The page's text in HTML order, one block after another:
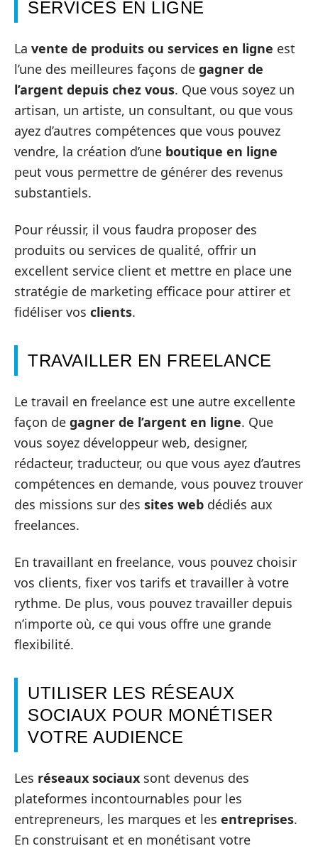
SERVICES EN LIGNE
La vente de produits ou services en ligne est
l’une des meilleures façons de gagner de
l’argent depuis chez vous. Que vous soyez un
artisan, un artiste, un consultant, ou que vous
ayez d’autres compétences que vous pouvez
vendre, la création d’une boutique en ligne
peut vous permettre de générer des revenus
substantiels.
Pour réussir, il vous faudra proposer des
produits ou services de qualité, offrir un
excellent service client et mettre en place une
stratégie de marketing efficace pour attirer et
fidéliser vos clients.
TRAVAILLER EN FREELANCE
Le travail en freelance est une autre excellente
façon de gagner de l’argent en ligne. Que
vous soyez développeur web, designer,
rédacteur, traducteur, ou que vous ayez d’autres
compétences en demande, vous pouvez trouver
des missions sur des sites web dédiés aux
freelances.
En travaillant en freelance, vous pouvez choisir
vos clients, fixer vos tarifs et travailler à votre
rythme. De plus, vous pouvez travailler depuis
n’importe où, ce qui vous offre une grande
flexibilité.
UTILISER LES RÉSEAUX
SOCIAUX POUR MONÉTISER
VOTRE AUDIENCE
Les réseaux sociaux sont devenus des
plateformes incontournables pour les
entrepreneurs, les marques et les entreprises.
En construisant et en monétisant votre